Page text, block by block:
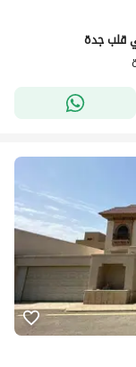
قلب جدة